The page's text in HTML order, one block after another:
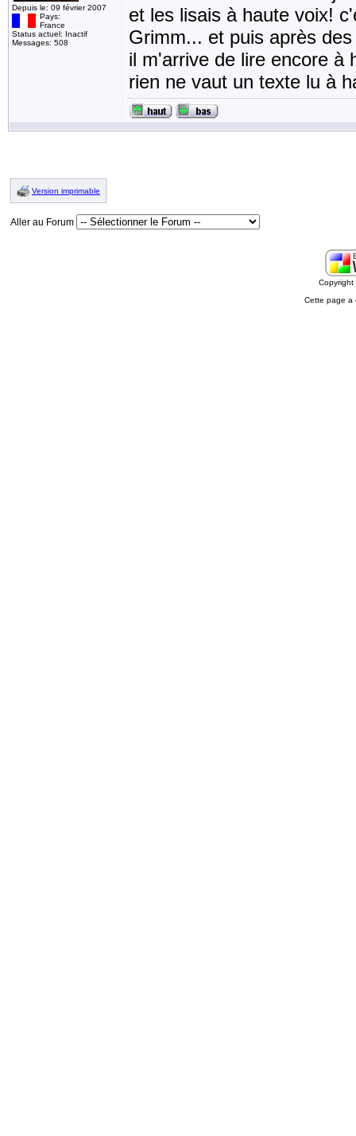
Depuis le: 09 février 2007
Pays:
France
Status actuel: Inactif
Messages: 508
et les lisais à haute voix!
Grimm... et puis après
il m'arrive de lire encore à
rien ne vaut un texte lu à
Version imprimable
Aller au Forum
Cette page a